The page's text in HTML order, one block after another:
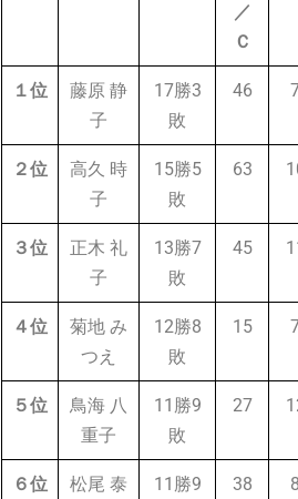
／
Ｃ
１位
藤原 静
子
17勝3
敗
46
２位
高久 時
子
15勝5
敗
63
３位
正木 礼
子
13勝7
敗
45
４位
菊地 み
つえ
12勝8
敗
15
５位
鳥海 八
重子
11勝9
敗
27
６位
松尾 泰
11勝9
38